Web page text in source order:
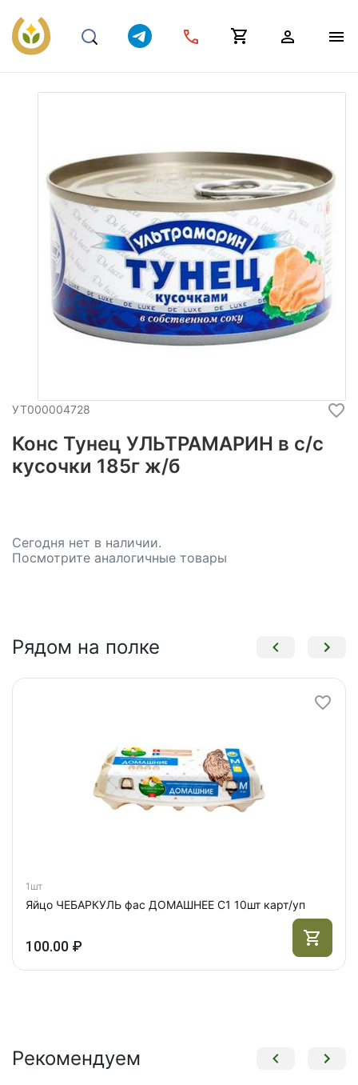
УТ000004728
Конс Тунец УЛЬТРАМАРИН в с/с
кусочки 185г ж/б
Сегодня нет в наличии.
Посмотрите аналогичные товары
Рядом на полке
1шт
Яйцо ЧЕБАРКУЛЬ фас ДОМАШНЕЕ С1 10шт карт/уп
100.00 ₽
Рекомендуем